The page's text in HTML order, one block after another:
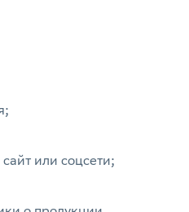
или соцсети;